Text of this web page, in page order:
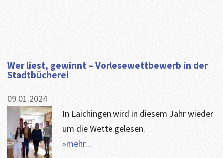
Wer liest, gewinnt – Vorlesewettbewerb in der
Stadtbücherei
09.01.2024
In Laichingen wird in diesem Jahr wieder
um die Wette gelesen.
»mehr...